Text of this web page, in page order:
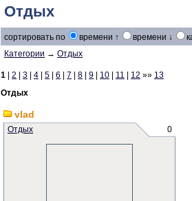
Отдых
сортировать по времени ↑ времени ↓
Категории → Отдых
1 2 3 4 5 6 7 8 9 10 11 12 »» 13
Отдых
vlad
Отдых 0